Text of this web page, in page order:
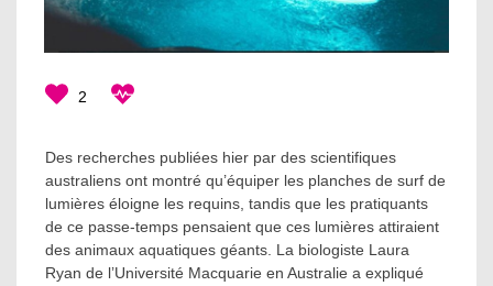
2
Des recherches publiées hier par des scientifiques
australiens ont montré qu’équiper les planches de surf de
lumières éloigne les requins, tandis que les pratiquants
de ce passe-temps pensaient que ces lumières attiraient
des animaux aquatiques géants. La biologiste Laura
Ryan de l’Université Macquarie en Australie a expliqué